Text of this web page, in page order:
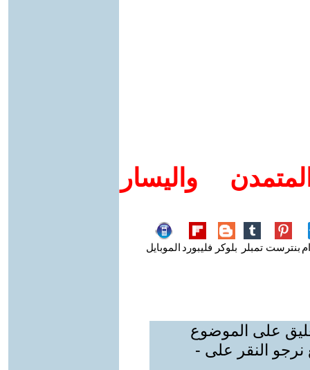
واليسار
بنترست تمبلر بلوكر فليبورد الموبايل
على الموضوع
نرجو النقر على -